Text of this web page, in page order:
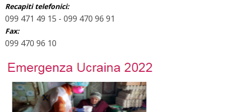
Recapiti telefonici:
099 471 49 15 - 099 470 96 91
Fax:
099 470 96 10